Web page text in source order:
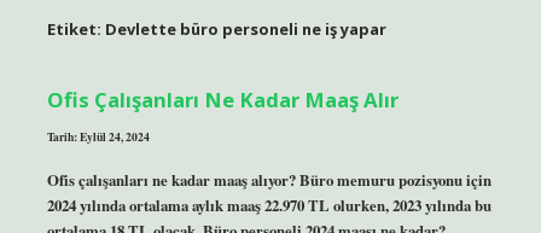
Etiket: Devlette büro personeli ne iş yapar
Ofis Çalışanları Ne Kadar Maaş Alır
Tarih: Eylül 24, 2024
Ofis çalışanları ne kadar maaş alıyor? Büro memuru pozisyonu için
2024 yılında ortalama aylık maaş 22.970 TL olurken, 2023 yılında bu